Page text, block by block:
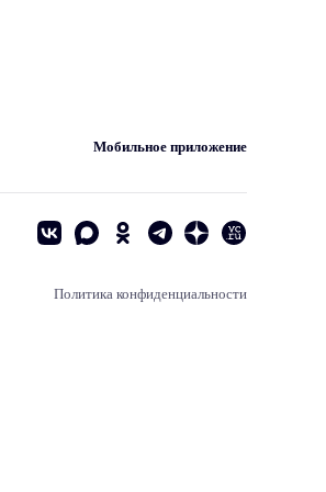
Мобильное приложение
Политика конфиденциальности